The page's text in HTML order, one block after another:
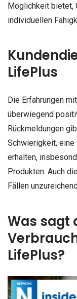
Möglichkeit bietet,
individuellen
LifePlus
Die Erfahrungen
überwiegend
Rückmeldungen
Schwierigkeit,
erhalten,
Produkten. Auch
Fällen
Was sagt
LifePlus?